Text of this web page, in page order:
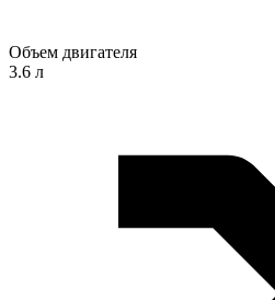
Объем двигателя
3.6 л